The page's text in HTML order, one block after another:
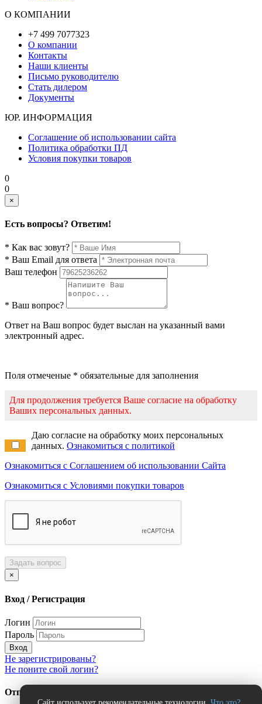
О КОМПАНИИ
+7 499 7077323
О компании
Контакты
Наши клиенты
Письмо руководителю
Стать дилером
Документы
ЮР. ИНФОРМАЦИЯ
Соглашение об использовании сайта
Политика обработки ПД
Условия покупки товаров
0
0
×
Есть вопросы? Ответим!
* Как вас зовут?
* Ваш Email для ответа
Ваш телефон
* Ваш вопрос?
Ответ на Ваш вопрос будет выслан на указанный вами
электронный адрес.
Поля отмеченые * обязательные для заполнения
Для продолжения требуется Ваше согласие на обработку
Ваших персональных данных.
Даю согласие на обработку моих персональных
данных. Ознакомиться с политикой
Ознакомиться с Соглашением об использовании Сайта
Ознакомиться с Условиями покупки товаров
Задать вопрос
×
Вход / Регистрация
Логин
Пароль
Вход
Не зарегистрированы?
Не поните свой логин?
Отправить сообщение об ошибке?